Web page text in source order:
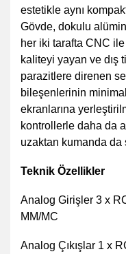
estetikle aynı
Gövde, dokulu
her iki tarafta CNC
kaliteyi yayan ve dış
parazitlere direnen
bileşenlerinin
ekranlarına
kontrollerle daha da
uzaktan kumanda da
Teknik Özellikler
Analog Girişler 3 x
MM/MC
Analog Çıkışlar 1 x